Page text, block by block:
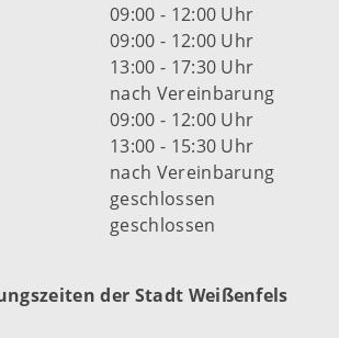
09:00 - 12:00 Uhr
09:00 - 12:00 Uhr
13:00 - 17:30 Uhr
nach Vereinbarung
09:00 - 12:00 Uhr
13:00 - 15:30 Uhr
nach Vereinbarung
geschlossen
geschlossen
der Stadt Weißenfels